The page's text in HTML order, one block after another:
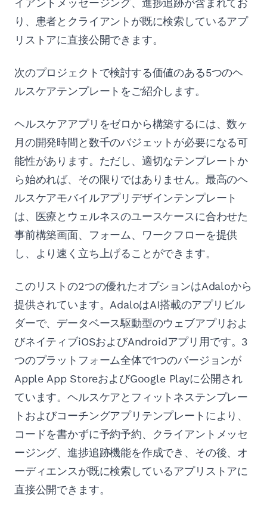
イアントメッセージング、進捗追跡が含まれてお
り、患者とクライアントが既に検索しているアプ
リストアに直接公開できます。
次のプロジェクトで検討する価値のある5つのヘ
ルスケアテンプレートをご紹介します。
ヘルスケアアプリをゼロから構築するには、数ヶ
月の開発時間と数千のバジェットが必要になる可
能性があります。ただし、適切なテンプレートか
ら始めれば、その限りではありません。最高のヘ
ルスケアモバイルアプリデザインテンプレート
は、医療とウェルネスのユースケースに合わせた
事前構築画面、フォーム、ワークフローを提供
し、より速く立ち上げることができます。
このリストの2つの優れたオプションはAdaloから
提供されています。AdaloはAI搭載のアプリビル
ダーで、データベース駆動型のウェブアプリおよ
びネイティブiOSおよびAndroidアプリ用です。3
つのプラットフォーム全体で1つのバージョンが
Apple App StoreおよびGoogle Playに公開され
ています。ヘルスケアとフィットネステンプレー
トおよびコーチングアプリテンプレートにより、
コードを書かずに予約予約、クライアントメッセ
ージング、進捗追跡機能を作成でき、その後、オ
ーディエンスが既に検索しているアプリストアに
直接公開できます。